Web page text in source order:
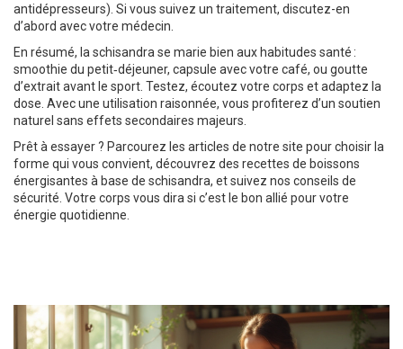
antidépresseurs). Si vous suivez un traitement, discutez-en
d’abord avec votre médecin.
En résumé, la schisandra se marie bien aux habitudes santé :
smoothie du petit‑déjeuner, capsule avec votre café, ou goutte
d’extrait avant le sport. Testez, écoutez votre corps et adaptez la
dose. Avec une utilisation raisonnée, vous profiterez d’un soutien
naturel sans effets secondaires majeurs.
Prêt à essayer ? Parcourez les articles de notre site pour choisir la
forme qui vous convient, découvrez des recettes de boissons
énergisantes à base de schisandra, et suivez nos conseils de
sécurité. Votre corps vous dira si c’est le bon allié pour votre
énergie quotidienne.